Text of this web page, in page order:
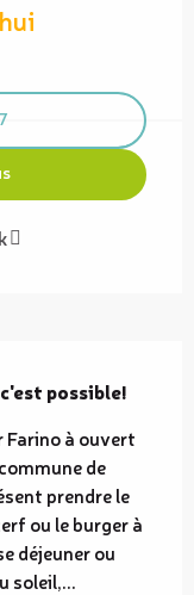
possible!
Farino à ouvert
de
prendre le
ou le burger à
déjeuner ou
soleil,...